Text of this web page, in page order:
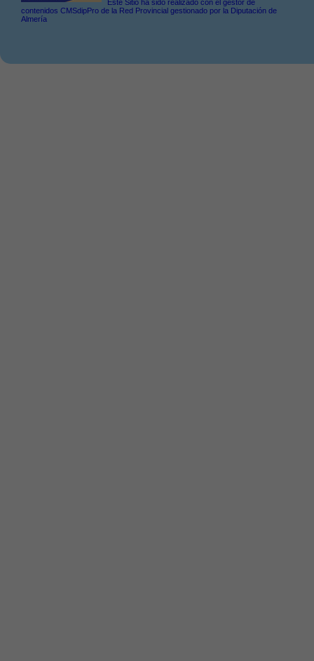
Este Sitio ha sido realizado con el gestor de
contenidos CMSdipPro de la Red Provincial gestionado por la Diputación de
Almería